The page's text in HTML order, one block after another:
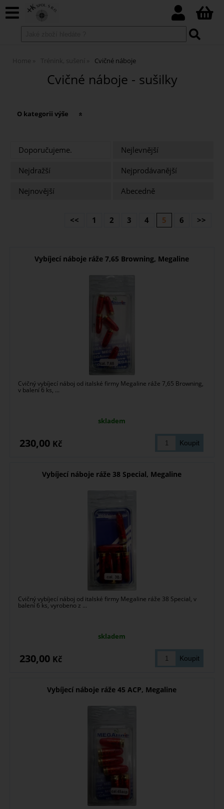
Home Trénink, sušení Cvičné náboje
Cvičné náboje - sušilky
O kategorii výše
Doporučujeme.
Nejlevnější
Nejdražší
Nejprodávanější
Nejnovější
Abecedně
<< 1 2 3 4 5 6 >>
Vybíjecí náboje ráže 7,65 Browning, Megaline
Cvičný vybíjecí náboj od italské firmy Megaline ráže 7,65 Browning,
v balení 6 ks, ...
skladem
230,00 Kč
Vybíjecí náboje ráže 38 Special, Megaline
Cvičný vybíjecí náboj od italské firmy Megaline ráže 38 Special, v
balení 6 ks, vyrobeno z ...
skladem
230,00 Kč
Vybíjecí náboje ráže 45 ACP, Megaline